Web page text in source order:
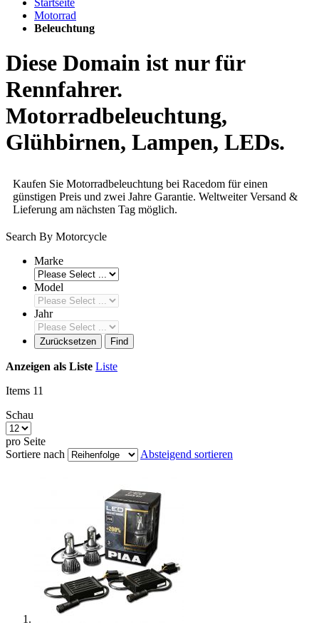
Motorrad
Beleuchtung
Diese Domain ist nur für
Rennfahrer.
Motorradbeleuchtung,
Glühbirnen, Lampen, LEDs.
Kaufen Sie Motorradbeleuchtung bei Racedom für einen
günstigen Preis und zwei Jahre Garantie. Weltweiter Versand &
Lieferung am nächsten Tag möglich.
Search By Motorcycle
Marke
Model
Jahr
Zurücksetzen Find
Anzeigen als Liste Liste
Items 11
Schau
pro Seite
Sortiere nach
Absteigend sortieren